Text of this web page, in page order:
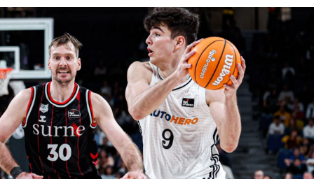
digital
basada
permite
seguir
contenido
coste.
botón
ACEPTAR
Y
CONTINUAR
CONFIGURAR